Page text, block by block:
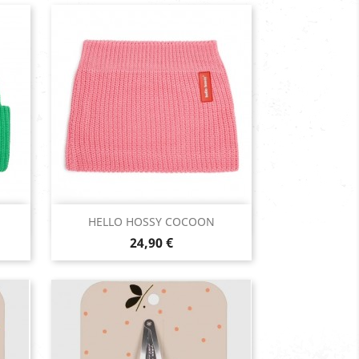
HELLO HOSSY COCOON
Prix
24,90 €
Aperçu rapide
Pink